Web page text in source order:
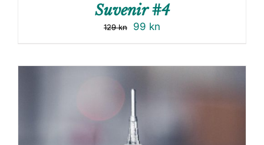
Suvenir #4
129kn 99 kn